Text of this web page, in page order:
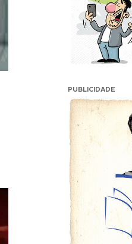
PUBLICIDADE